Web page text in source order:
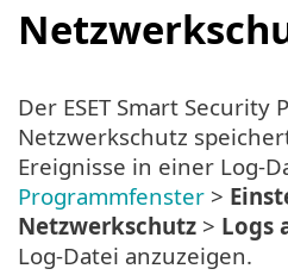
Der ESET Smart Security
Netzwerkschutz
Ereignisse in einer Log-
Programmfenster >
Netzwerkschutz > Logs
Log-Datei anzuzeigen.